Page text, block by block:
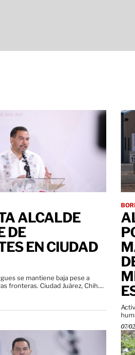
ALCALDE
DE
EN CIUDAD
se mantiene baja pese a
incrementos en otras fronteras. Ciudad Juárez, Chih....
07/